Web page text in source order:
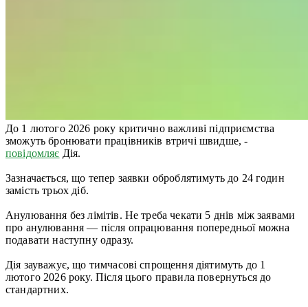
До 1 лютого 2026 року критично важливі підприємства
зможуть бронювати працівників втричі швидше, -
повідомляє Дія.
Зазначається, що тепер заявки оброблятимуть до 24 годин
замість трьох діб.
Анулювання без лімітів. Не треба чекати 5 днів між заявами
про анулювання — після опрацювання попередньої можна
подавати наступну одразу.
Дія зауважує, що тимчасові спрощення діятимуть до 1
лютого 2026 року. Після цього правила повернуться до
стандартних.